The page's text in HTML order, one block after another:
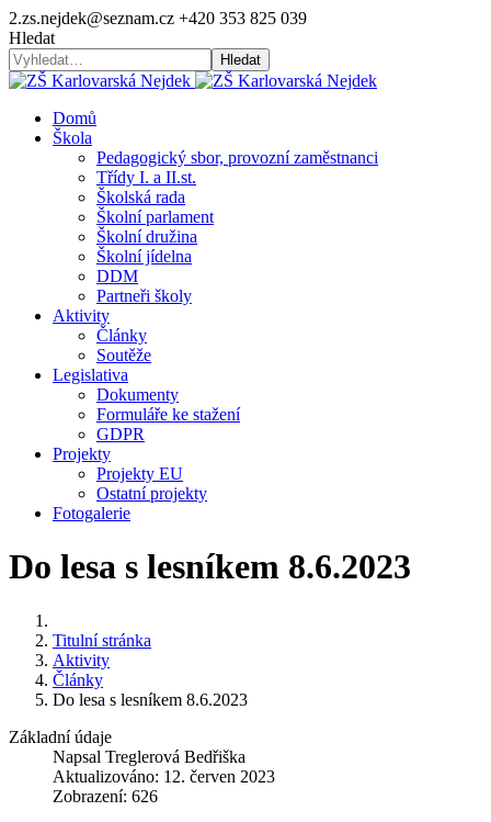
2.zs.nejdek@seznam.cz +420 353 825 039
Hledat
Hledat
Domů
Škola
Pedagogický sbor, provozní zaměstnanci
Třídy I. a II.st.
Školská rada
Školní parlament
Školní družina
Školní jídelna
DDM
Partneři školy
Aktivity
Články
Soutěže
Legislativa
Dokumenty
Formuláře ke stažení
GDPR
Projekty
Projekty EU
Ostatní projekty
Fotogalerie
Do lesa s lesníkem 8.6.2023
Titulní stránka
Aktivity
Články
Do lesa s lesníkem 8.6.2023
Základní údaje
Napsal Treglerová Bedřiška
Aktualizováno: 12. červen 2023
Zobrazení: 626